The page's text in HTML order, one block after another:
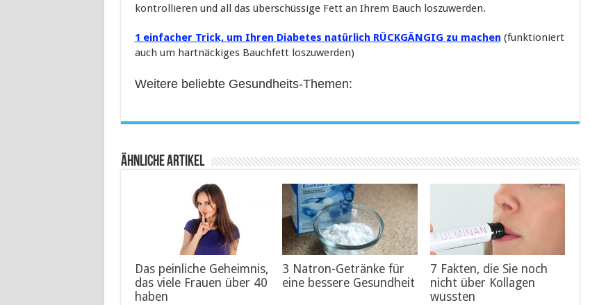
kontrollieren und all das überschüssige Fett an Ihrem Bauch loszuwerden.
1 einfacher Trick, um Ihren Diabetes natürlich RÜCKGÄNGIG zu machen (funktioniert
auch um hartnäckiges Bauchfett loszuwerden)
Weitere beliebte Gesundheits-Themen:
Ähnliche Artikel
Das peinliche Geheimnis,
das viele Frauen über 40
haben
3 Natron-Getränke für
eine bessere Gesundheit
7 Fakten, die Sie noch
nicht über Kollagen
wussten